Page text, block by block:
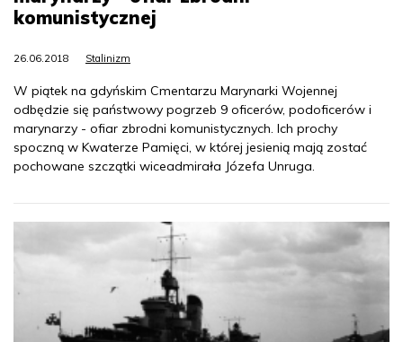
komunistycznej
26.06.2018 Stalinizm
W piątek na gdyńskim Cmentarzu Marynarki Wojennej
odbędzie się państwowy pogrzeb 9 oficerów, podoficerów i
marynarzy - ofiar zbrodni komunistycznych. Ich prochy
spoczną w Kwaterze Pamięci, w której jesienią mają zostać
pochowane szczątki wiceadmirała Józefa Unruga.